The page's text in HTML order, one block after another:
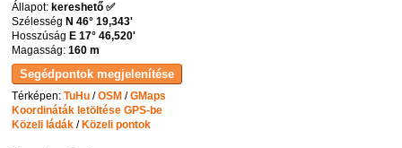
Állapot: kereshető ✅
Szélesség N 46° 19,343'
Hosszúság E 17° 46,520'
Magasság:160 m
Térképen:TuHu /OSM /GMaps
Koordináták letöltése GPS-be
Közeli ládák / Közeli pontok